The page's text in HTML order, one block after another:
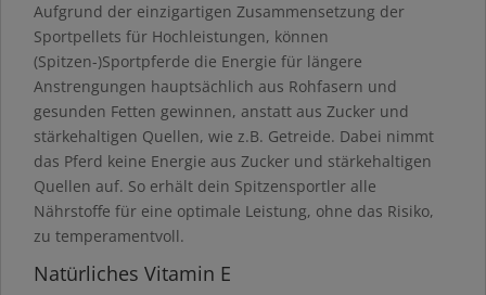
Aufgrund der einzigartigen Zusammensetzung der
Sportpellets für Hochleistungen, können
(Spitzen-)Sportpferde die Energie für längere
Anstrengungen hauptsächlich aus Rohfasern und
gesunden Fetten gewinnen, anstatt aus Zucker und
stärkehaltigen Quellen, wie z.B. Getreide. Dabei nimmt
das Pferd keine Energie aus Zucker und stärkehaltigen
Quellen auf. So erhält dein Spitzensportler alle
Nährstoffe für eine optimale Leistung, ohne das Risiko,
zu temperamentvoll.
Natürliches Vitamin E